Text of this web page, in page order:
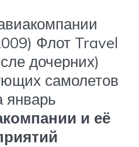
Флот Travel
дочерних)
самолетов
январь
и её